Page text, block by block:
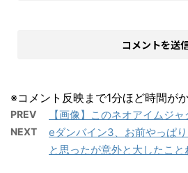
※コメント反映まで1分ほど時間が
PREV 【画像】このネオアイムジ
NEXT
eダンバイン3、お前やっぱ
と思ったが意外と大したこと